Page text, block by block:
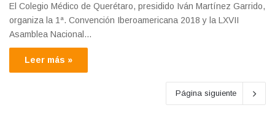
El Colegio Médico de Querétaro, presidido Iván Martínez Garrido,
organiza la 1ª. Convención Iberoamericana 2018 y la LXVII
Asamblea Nacional…
Leer más »
Página siguiente